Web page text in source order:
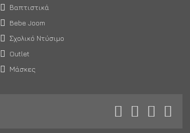
Βαπτιστικά
Bebe Joom
Σχολικό Ντύσιμο
Outlet
Μάσκες